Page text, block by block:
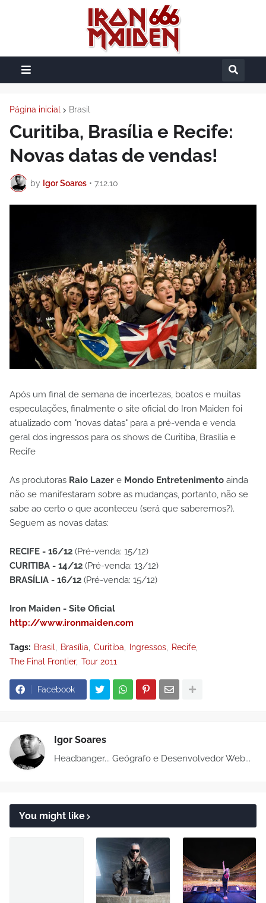
Página inicial Brasil
Curitiba, Brasília e Recife:
Novas datas de vendas!
by Igor Soares • 7.12.10
Após um final de semana de incertezas, boatos e muitas
especulações, finalmente o site oficial do Iron Maiden foi
atualizado com "novas datas" para a pré-venda e venda
geral dos ingressos para os shows de Curitiba, Brasília e
Recife
As produtoras Raio Lazer e Mondo Entretenimento ainda
não se manifestaram sobre as mudanças, portanto, não se
sabe ao certo o que aconteceu (será que saberemos?).
Seguem as novas datas:
RECIFE - 16/12 (Pré-venda: 15/12)
CURITIBA - 14/12 (Pré-venda: 13/12)
BRASÍLIA - 16/12 (Pré-venda: 15/12)
Iron Maiden - Site Oficial
http://www.ironmaiden.com
Tags: Brasil Brasília Curitiba Ingressos
Recife
The Final Frontier Tour 2011
Facebook
Igor Soares
Headbanger... Geógrafo e Desenvolvedor Web...
You might like